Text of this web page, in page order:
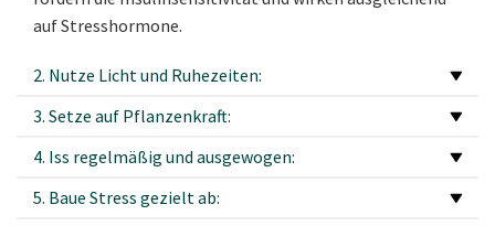
auf Stresshormone.
2. Nutze Licht und Ruhezeiten:
3. Setze auf Pflanzenkraft:
4. Iss regelmäßig und ausgewogen:
5. Baue Stress gezielt ab: